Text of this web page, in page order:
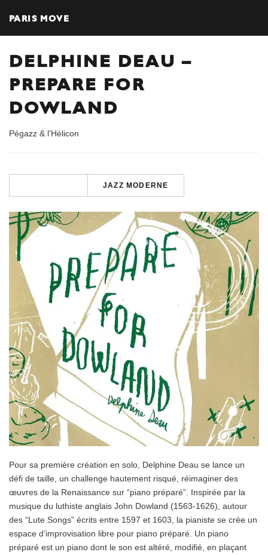
PARIS MOVE
DELPHINE DEAU –
PREPARE FOR
DOWLAND
Pégazz & l'Hélicon
JAZZ MODERNE
Pour sa première création en solo, Delphine Deau se lance un
défi de taille, un challenge hautement risqué, réimaginer des
œuvres de la Renaissance sur “piano préparé”. Inspirée par la
musique du luthiste anglais John Dowland (1563-1626), autour
des “Lute Songs” écrits entre 1597 et 1603, la pianiste se crée un
espace d’improvisation libre pour piano préparé. Un piano
préparé est un piano dont le son est altéré, modifié, en plaçant